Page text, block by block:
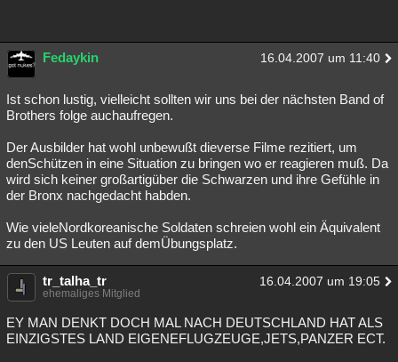
Fedaykin 16.04.2007 um 11:40
Ist schon lustig, vielleicht sollten wir uns bei der nächsten Band of
Brothers folge auchaufregen.
Der Ausbilder hat wohl unbewußt dieverse Filme rezitiert, um
denSchützen in eine Situation zu bringen wo er reagieren muß. Da
wird sich keiner großartigüber die Schwarzen und ihre Gefühle in
der Bronx nachgedacht habden.
Wie vieleNordkoreanische Soldaten schreien wohl ein Äquivalent
zu den US Leuten auf demÜbungsplatz.
tr_talha_tr 16.04.2007 um 19:05
ehemaliges Mitglied
EY MAN DENKT DOCH MAL NACH DEUTSCHLAND HAT ALS
EINZIGSTES LAND EIGENEFLUGZEUGE,JETS,PANZER ECT.